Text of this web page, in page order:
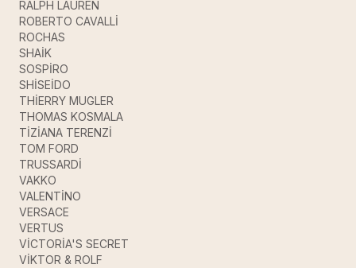
RALPH LAUREN
ROBERTO CAVALLİ
ROCHAS
SHAİK
SOSPİRO
SHİSEİDO
THİERRY MUGLER
THOMAS KOSMALA
TİZİANA TERENZİ
TOM FORD
TRUSSARDİ
VAKKO
VALENTİNO
VERSACE
VERTUS
VİCTORİA'S SECRET
VİKTOR & ROLF